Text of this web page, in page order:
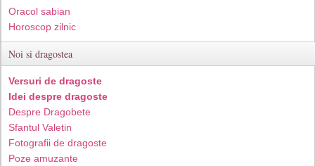
Oracol sabian
Horoscop zilnic
Noi si dragostea
Versuri de dragoste
Idei despre dragoste
Despre Dragobete
Sfantul Valetin
Fotografii de dragoste
Poze amuzante